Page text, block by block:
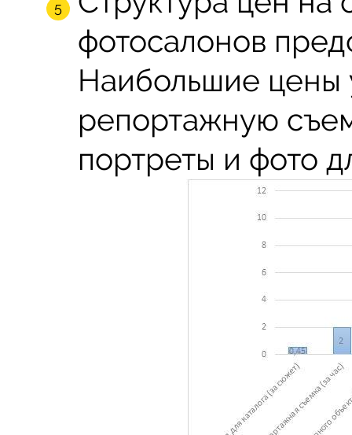
фотосалонов
Наибольшие цены
репортажную
портреты и фото